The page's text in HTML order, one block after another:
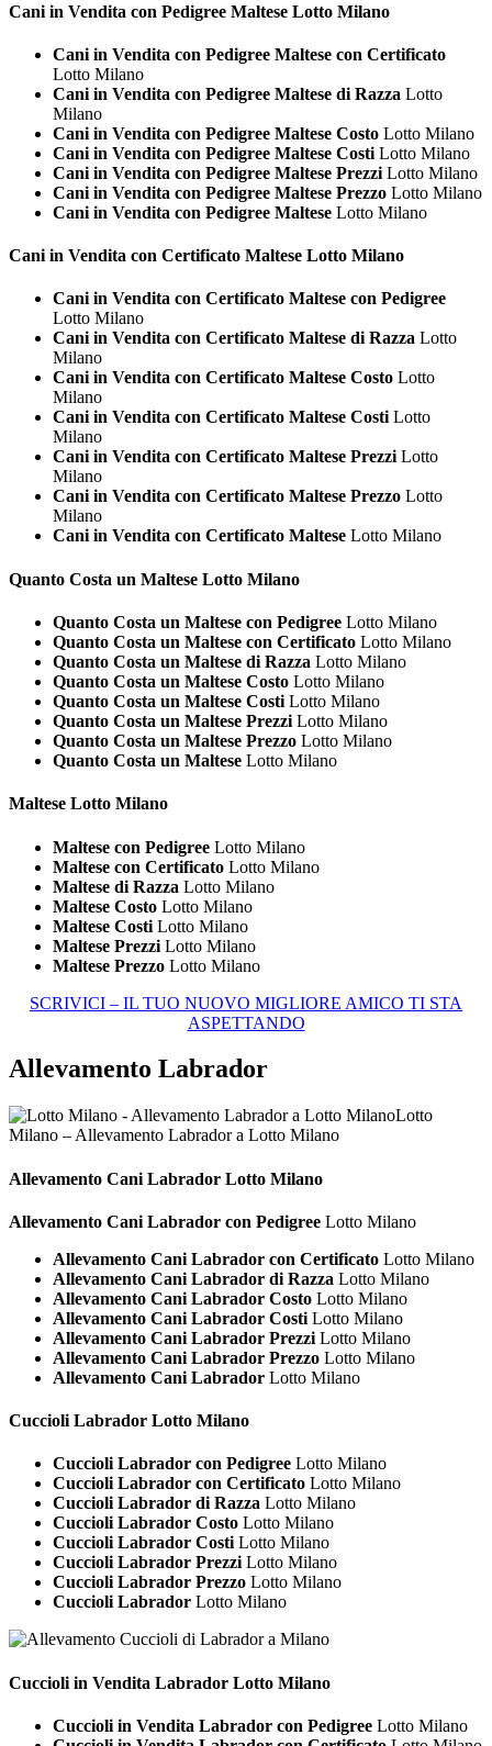
Cani in Vendita con Pedigree Maltese Lotto Milano
Cani in Vendita con Pedigree Maltese con Certificato
Lotto Milano
Cani in Vendita con Pedigree Maltese di Razza Lotto
Milano
Cani in Vendita con Pedigree Maltese Costo Lotto Milano
Cani in Vendita con Pedigree Maltese Costi Lotto Milano
Cani in Vendita con Pedigree Maltese Prezzi Lotto Milano
Cani in Vendita con Pedigree Maltese Prezzo Lotto Milano
Cani in Vendita con Pedigree Maltese Lotto Milano
Cani in Vendita con Certificato Maltese Lotto Milano
Cani in Vendita con Certificato Maltese con Pedigree
Lotto Milano
Cani in Vendita con Certificato Maltese di Razza Lotto
Milano
Cani in Vendita con Certificato Maltese Costo Lotto
Milano
Cani in Vendita con Certificato Maltese CostiLotto
Milano
Cani in Vendita con Certificato Maltese PrezziLotto
Milano
Cani in Vendita con Certificato Maltese Prezzo Lotto
Milano
Cani in Vendita con Certificato Maltese Lotto Milano
Quanto Costa un Maltese Lotto Milano
Quanto Costa un Maltese con Pedigree Lotto Milano
Quanto Costa un Maltese con Certificato Lotto Milano
Quanto Costa un Maltese di Razza Lotto Milano
Quanto Costa un Maltese Costo Lotto Milano
Quanto Costa un Maltese Costi Lotto Milano
Quanto Costa un Maltese Prezzi Lotto Milano
Quanto Costa un Maltese Prezzo Lotto Milano
Quanto Costa un Maltese Lotto Milano
Maltese Lotto Milano
Maltese con Pedigree Lotto Milano
Maltese con Certificato Lotto Milano
Maltese di Razza Lotto Milano
Maltese Costo Lotto Milano
Maltese Costi Lotto Milano
Maltese Prezzi Lotto Milano
Maltese Prezzo Lotto Milano
SCRIVICI – IL TUO NUOVO MIGLIORE AMICO TI STA
ASPETTANDO
Allevamento Labrador
Lotto
Milano – Allevamento Labrador a Lotto Milano
Allevamento Cani Labrador Lotto Milano
Allevamento Cani Labrador con Pedigree Lotto Milano
Allevamento Cani Labrador con Certificato Lotto Milano
Allevamento Cani Labrador di Razza Lotto Milano
Allevamento Cani Labrador Costo Lotto Milano
Allevamento Cani Labrador Costi Lotto Milano
Allevamento Cani Labrador Prezzi Lotto Milano
Allevamento Cani Labrador Prezzo Lotto Milano
Allevamento Cani Labrador Lotto Milano
Cuccioli Labrador Lotto Milano
Cuccioli Labrador con Pedigree Lotto Milano
Cuccioli Labrador con Certificato Lotto Milano
Cuccioli Labrador di Razza Lotto Milano
Cuccioli Labrador Costo Lotto Milano
Cuccioli Labrador CostiLotto Milano
Cuccioli Labrador PrezziLotto Milano
Cuccioli Labrador Prezzo Lotto Milano
Cuccioli Labrador Lotto Milano
Cuccioli in Vendita Labrador Lotto Milano
Cuccioli in Vendita Labrador con Pedigree Lotto Milano